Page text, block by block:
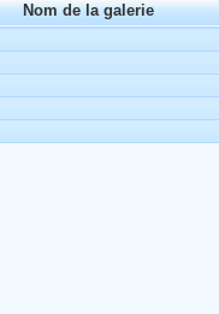
Nom de la galerie